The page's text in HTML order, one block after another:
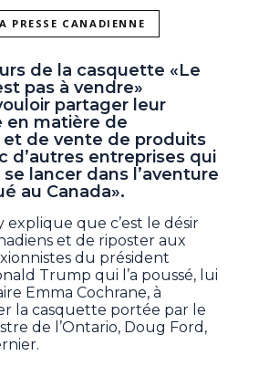
PRESSE CANADIENNE
de la casquette «Le
pas à vendre»
partager leur
en matière de
de vente de produits
d’autres entreprises qui
lancer dans l’aventure
au Canada».
explique que c’est le désir
et de riposter aux
du président
Trump qui l’a poussé, lui
Emma Cochrane, à
la casquette portée par le
de l’Ontario, Doug Ford,